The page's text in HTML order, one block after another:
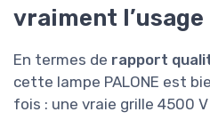
vraiment l’usage
En termes de rapport
cette lampe PALONE est
fois : une vraie grille 4500